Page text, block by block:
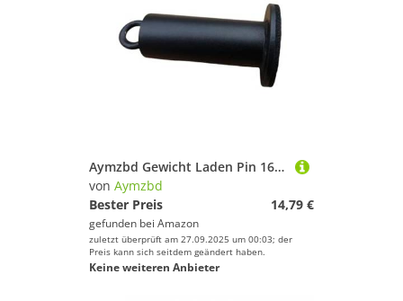
Schläger & Stöcke
Geschlecht
Wintersportausrüstung von Aymzbd
Schläger & Stöcke von Aymzbd
Fahrräder & Zubehör von Aymzbd
Matten & Kissen von Aymzbd
Luftpumpen von Aymzbd
Brillen von Aymzbd
Aymzbd Gewicht Laden Pin 16cm Tragbare Zubehör Bodybuilding Fitness Eisen Hause
von Aymzbd
Bester Preis
14,79 €
gefunden bei Amazon
zuletzt überprüft am 27.09.2025 um 00:03; der
Preis kann sich seitdem geändert haben.
Keine weiteren Anbieter